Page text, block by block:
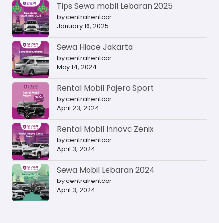
Tips Sewa mobil Lebaran 2025
by centralrentcar
January 16, 2025
Sewa Hiace Jakarta
by centralrentcar
May 14, 2024
Rental Mobil Pajero Sport
by centralrentcar
April 23, 2024
Rental Mobil Innova Zenix
by centralrentcar
April 3, 2024
Sewa Mobil Lebaran 2024
by centralrentcar
April 3, 2024